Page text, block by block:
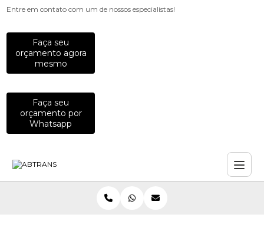
Entre em contato com um de nossos especialistas!
Faça seu
orçamento agora
mesmo
Faça seu
orçamento por
Whatsapp